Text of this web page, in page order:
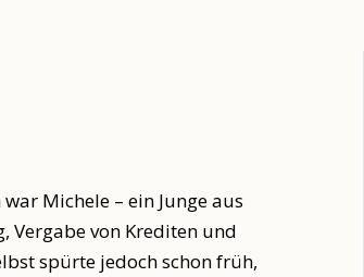
Michele – ein Junge aus
Vergabe von Krediten und
spürte jedoch schon früh,